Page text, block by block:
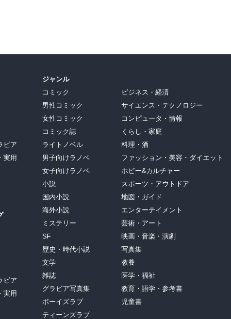
ビア
実用
ビア
実用
ジャンル
コミック
男性コミック
女性コミック
コミック誌
ライトノベル
男子向けラノベ
女子向けラノベ
小説
国内小説
海外小説
ミステリー
SF
歴史・時代小説
文学
雑誌
グラビア写真集
ボーイズラブ
ティーンズラブ
ビジネス・経済
サイエンス・テクノロジー
コンピュータ・情報
くらし・家庭
料理・酒
ファッション・美容・ダイエット
ホビー&カルチャー
スポーツ・アウトドア
地図・ガイド
エンターテイメント
芸術・アート
映画・音楽・演劇
写真集
教養
医学・福祉
教育・語学・参考書
児童書